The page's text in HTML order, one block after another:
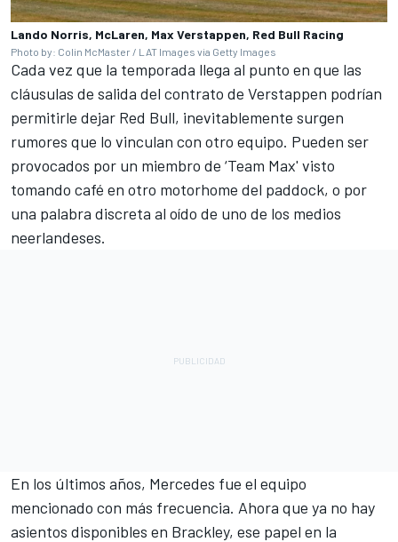
Lando Norris, McLaren, Max Verstappen, Red Bull Racing
Photo by: Colin McMaster / LAT Images via Getty Images
Cada vez que la temporada llega al punto en que las
cláusulas de salida del contrato de Verstappen podrían
permitirle dejar Red Bull, inevitablemente surgen
rumores que lo vinculan con otro equipo. Pueden ser
provocados por un miembro de ‘Team Max' visto
tomando café en otro motorhome del paddock, o por
una palabra discreta al oído de uno de los medios
neerlandeses.
En los últimos años, Mercedes fue el equipo
mencionado con más frecuencia. Ahora que ya no hay
asientos disponibles en Brackley, ese papel en la